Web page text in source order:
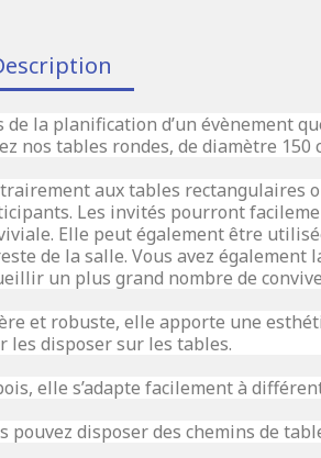
de la planification d’un évènement
nos tables rondes, de diamètre
aux tables rectangulaires
Les invités pourront
Elle peut également être
de la salle. Vous avez
un plus grand nombre de
et robuste, elle apporte une
les disposer sur les tables.
elle s’adapte facilement à
pouvez disposer des chemins de